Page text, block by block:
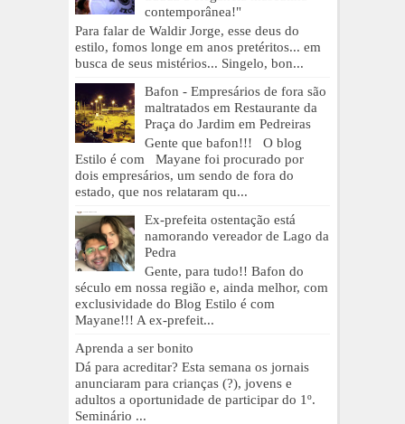
contemporânea!"
Para falar de Waldir Jorge, esse deus do
estilo, fomos longe em anos pretéritos... em
busca de seus mistérios... Singelo, bon...
Bafon - Empresários de fora são
maltratados em Restaurante da
Praça do Jardim em Pedreiras
Gente que bafon!!! O blog
Estilo é com Mayane foi procurado por
dois empresários, um sendo de fora do
estado, que nos relataram qu...
Ex-prefeita ostentação está
namorando vereador de Lago da
Pedra
Gente, para tudo!! Bafon do
século em nossa região e, ainda melhor, com
exclusividade do Blog Estilo é com
Mayane!!! A ex-prefeit...
Aprenda a ser bonito
Dá para acreditar? Esta semana os jornais
anunciaram para crianças (?), jovens e
adultos a oportunidade de participar do 1º.
Seminário ...